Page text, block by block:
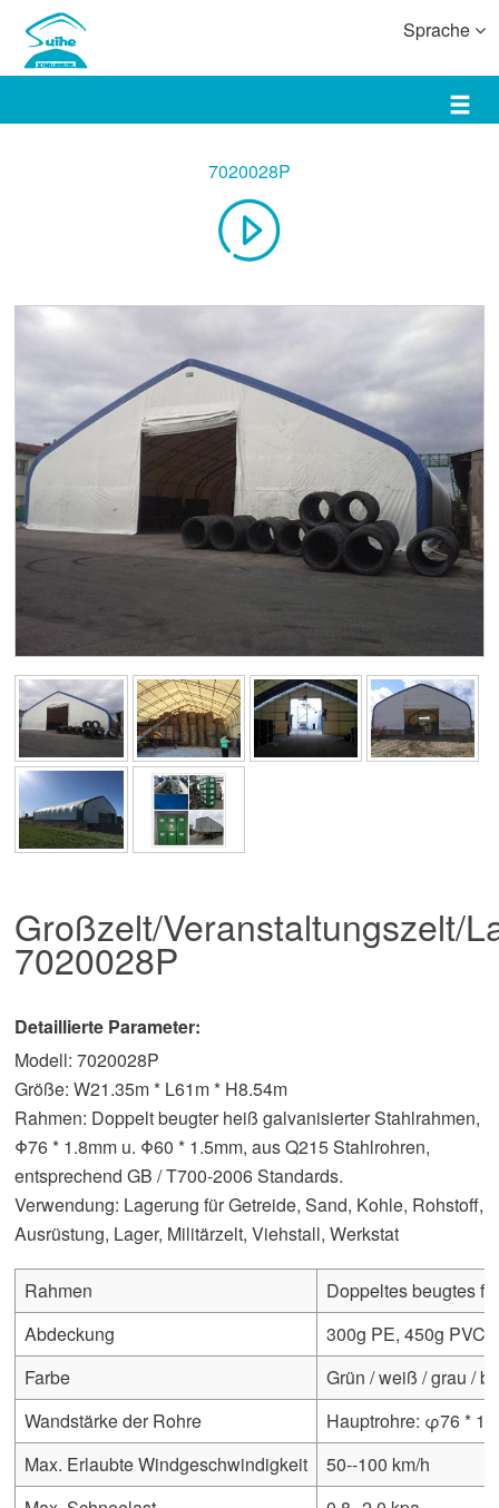
Sprache
7020028P
Großzelt/Veranstaltungszelt/
7020028P
Detaillierte Parameter:
Modell: 7020028P
Größe: W21.35m * L61m * H8.54m
Rahmen: Doppelt beugter heiß galvanisierter Stahlrahmen,
Φ76 * 1.8mm u. Φ60 * 1.5mm, aus Q215 Stahlrohren,
entsprechend GB / T700-2006 Standards.
Verwendung: Lagerung für Getreide, Sand, Kohle, Rohstoff,
Ausrüstung, Lager, Militärzelt, Viehstall, Werkstat
Rahmen
Doppeltes beugtes
Abdeckung
300g PE, 450g PVC,
Farbe
Grün / weiß / grau /
Wandstärke der Rohre
Hauptrohre: φ76 *
Max. Erlaubte Windgeschwindigkeit
50--100 km/h